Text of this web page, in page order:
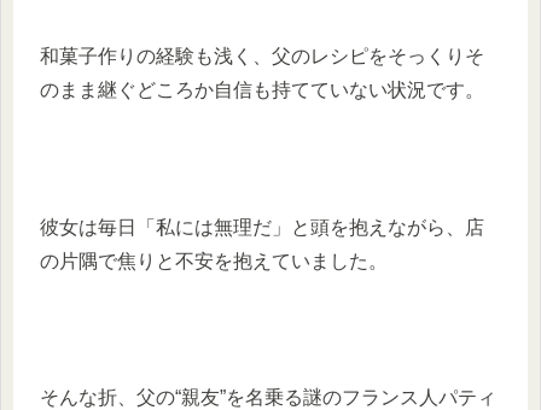
和菓子作りの経験も浅く、父のレシピをそっくりそ
のまま継ぐどころか自信も持てていない状況です。
彼女は毎日「私には無理だ」と頭を抱えながら、店
の片隅で焦りと不安を抱えていました。
そんな折、父の“親友”を名乗る謎のフランス人パティ